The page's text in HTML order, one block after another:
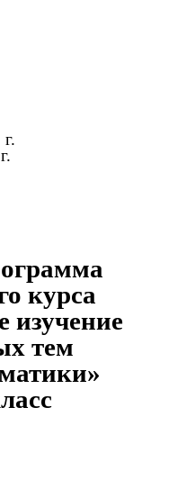
заседании
точных
курса
изучение
тем